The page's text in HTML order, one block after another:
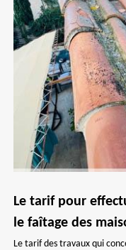
Le tarif pour
le faîtage des
Le tarif des travaux qui